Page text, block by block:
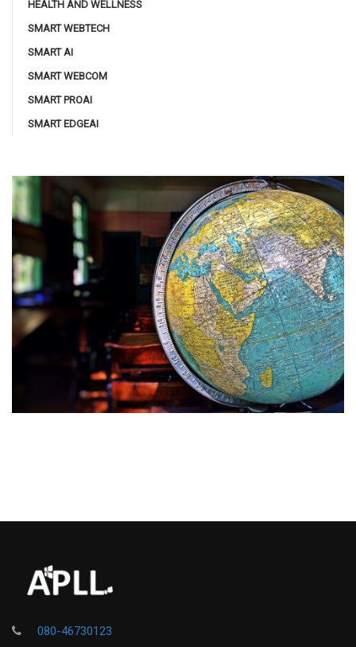
HEALTH AND WELLNESS
SMART WEBTECH
SMART AI
SMART WEBCOM
SMART PROAI
SMART EDGEAI
080-46730123